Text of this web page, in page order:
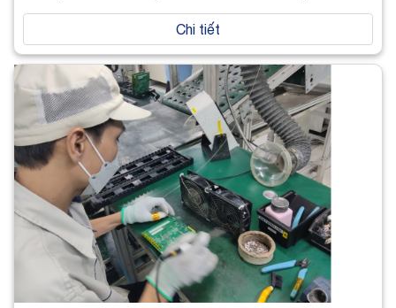
Chi tiết